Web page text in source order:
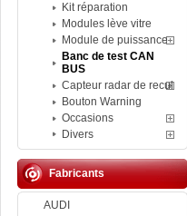
Kit réparation
Modules lève vitre
Module de puissance
Banc de test CAN
BUS
Capteur radar de recul
Bouton Warning
Occasions
Divers
Fabricants
AUDI